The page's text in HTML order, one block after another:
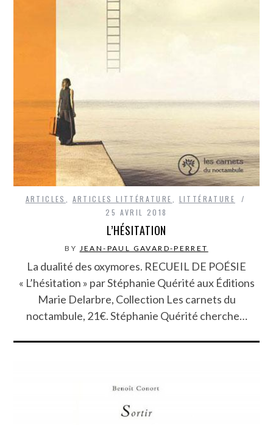
ARTICLES ARTICLES LITTÉRATURE
LITTÉRATURE
25 AVRIL 2018
L’HÉSITATION
BY JEAN-PAUL GAVARD-PERRET
La dualité des oxymores. RECUEIL DE POÉSIE
« L’hésitation » par Stéphanie Quérité aux Éditions
Marie Delarbre, Collection Les carnets du
noctambule, 21€. Stéphanie Quérité cherche…